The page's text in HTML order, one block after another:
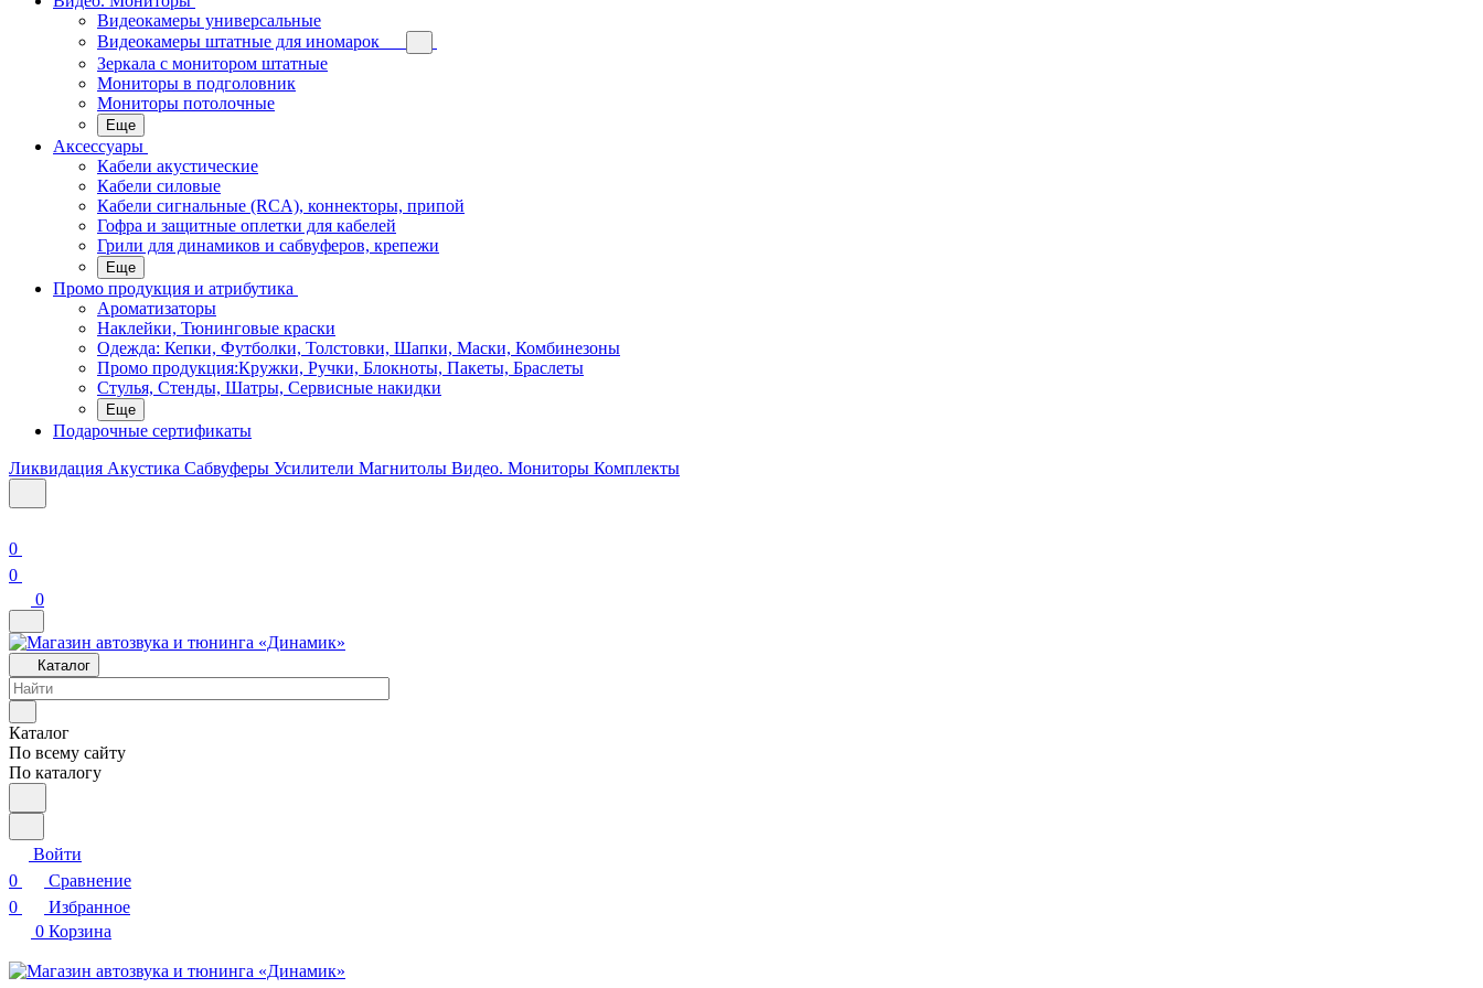
Видеокамеры универсальные
Видеокамеры штатные для иномарок
Зеркала с монитором штатные
Мониторы в подголовник
Мониторы потолочные
Еще
Аксессуары
Кабели акустические
Кабели силовые
Кабели сигнальные (RCA), коннекторы, припой
Гофра и защитные оплетки для кабелей
Грили для динамиков и сабвуферов, крепежи
Еще
Промо продукция и атрибутика
Ароматизаторы
Наклейки, Тюнинговые краски
Одежда: Кепки, Футболки, Толстовки, Шапки, Маски, Комбинезоны
Промо продукция:Кружки, Ручки, Блокноты, Пакеты, Браслеты
Стулья, Стенды, Шатры, Сервисные накидки
Еще
Подарочные сертификаты
Ликвидация Акустика Сабвуферы Усилители Магнитолы Видео. Мониторы Комплекты
0
0
0
Каталог
Каталог
По всему сайту
По каталогу
Войти
0
Сравнение
0
Избранное
0 Корзина